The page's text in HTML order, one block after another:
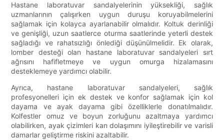
Hastane laboratuvar sandalyelerinin yüksekliği, sağlık
uzmanlarının çalışırken uygun duruşu koruyabilmelerini
sağlamak için kolayca ayarlanabilir olmalıdır. Koltuk derinliği
ve genişliği, uzun saatlerce oturma saatlerinde yeterli destek
sağladığı ve rahatsızlığı önlediği düşünülmelidir. Ek olarak,
lomber desteği olan hastane laboratuvar sandalyeleri sırt
ağrısını hafifletmeye ve uygun omurga hizalamasını
desteklemeye yardımcı olabilir.
Ayrıca, hastane laboratuvar sandalyeleri, sağlık
profesyonelleri için ek destek ve konfor sağlamak için kol
dayama ve ayak dayama gibi özelliklerle donatılmalıdır.
Kolfestler omuz ve boyun zorluğunu azaltmaya yardımcı
olabilirken, ayak çizimleri kan dolaşımını iyileştirebilir ve varisli
damarlar geliştirme riskini azaltabilir.